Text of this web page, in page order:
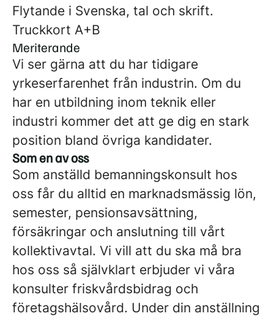
Flytande i Svenska, tal och skrift.
Truckkort A+B
Meriterande
Vi ser gärna att du har tidigare
yrkeserfarenhet från industrin. Om du
har en utbildning inom teknik eller
industri kommer det att ge dig en stark
position bland övriga kandidater.
Som en av oss
Som anställd bemanningskonsult hos
oss får du alltid en marknadsmässig lön,
semester, pensionsavsättning,
försäkringar och anslutning till vårt
kollektivavtal. Vi vill att du ska må bra
hos oss så självklart erbjuder vi våra
konsulter friskvårdsbidrag och
företagshälsovård. Under din anställning